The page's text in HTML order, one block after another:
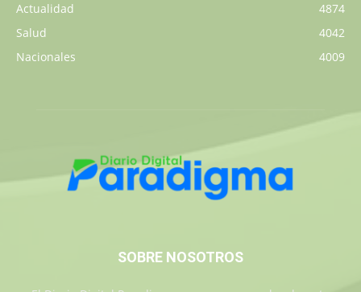
Actualidad
4874
Salud
4042
Nacionales
4009
SOBRE NOSOTROS